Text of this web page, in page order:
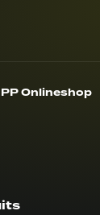
PP Onlineshop